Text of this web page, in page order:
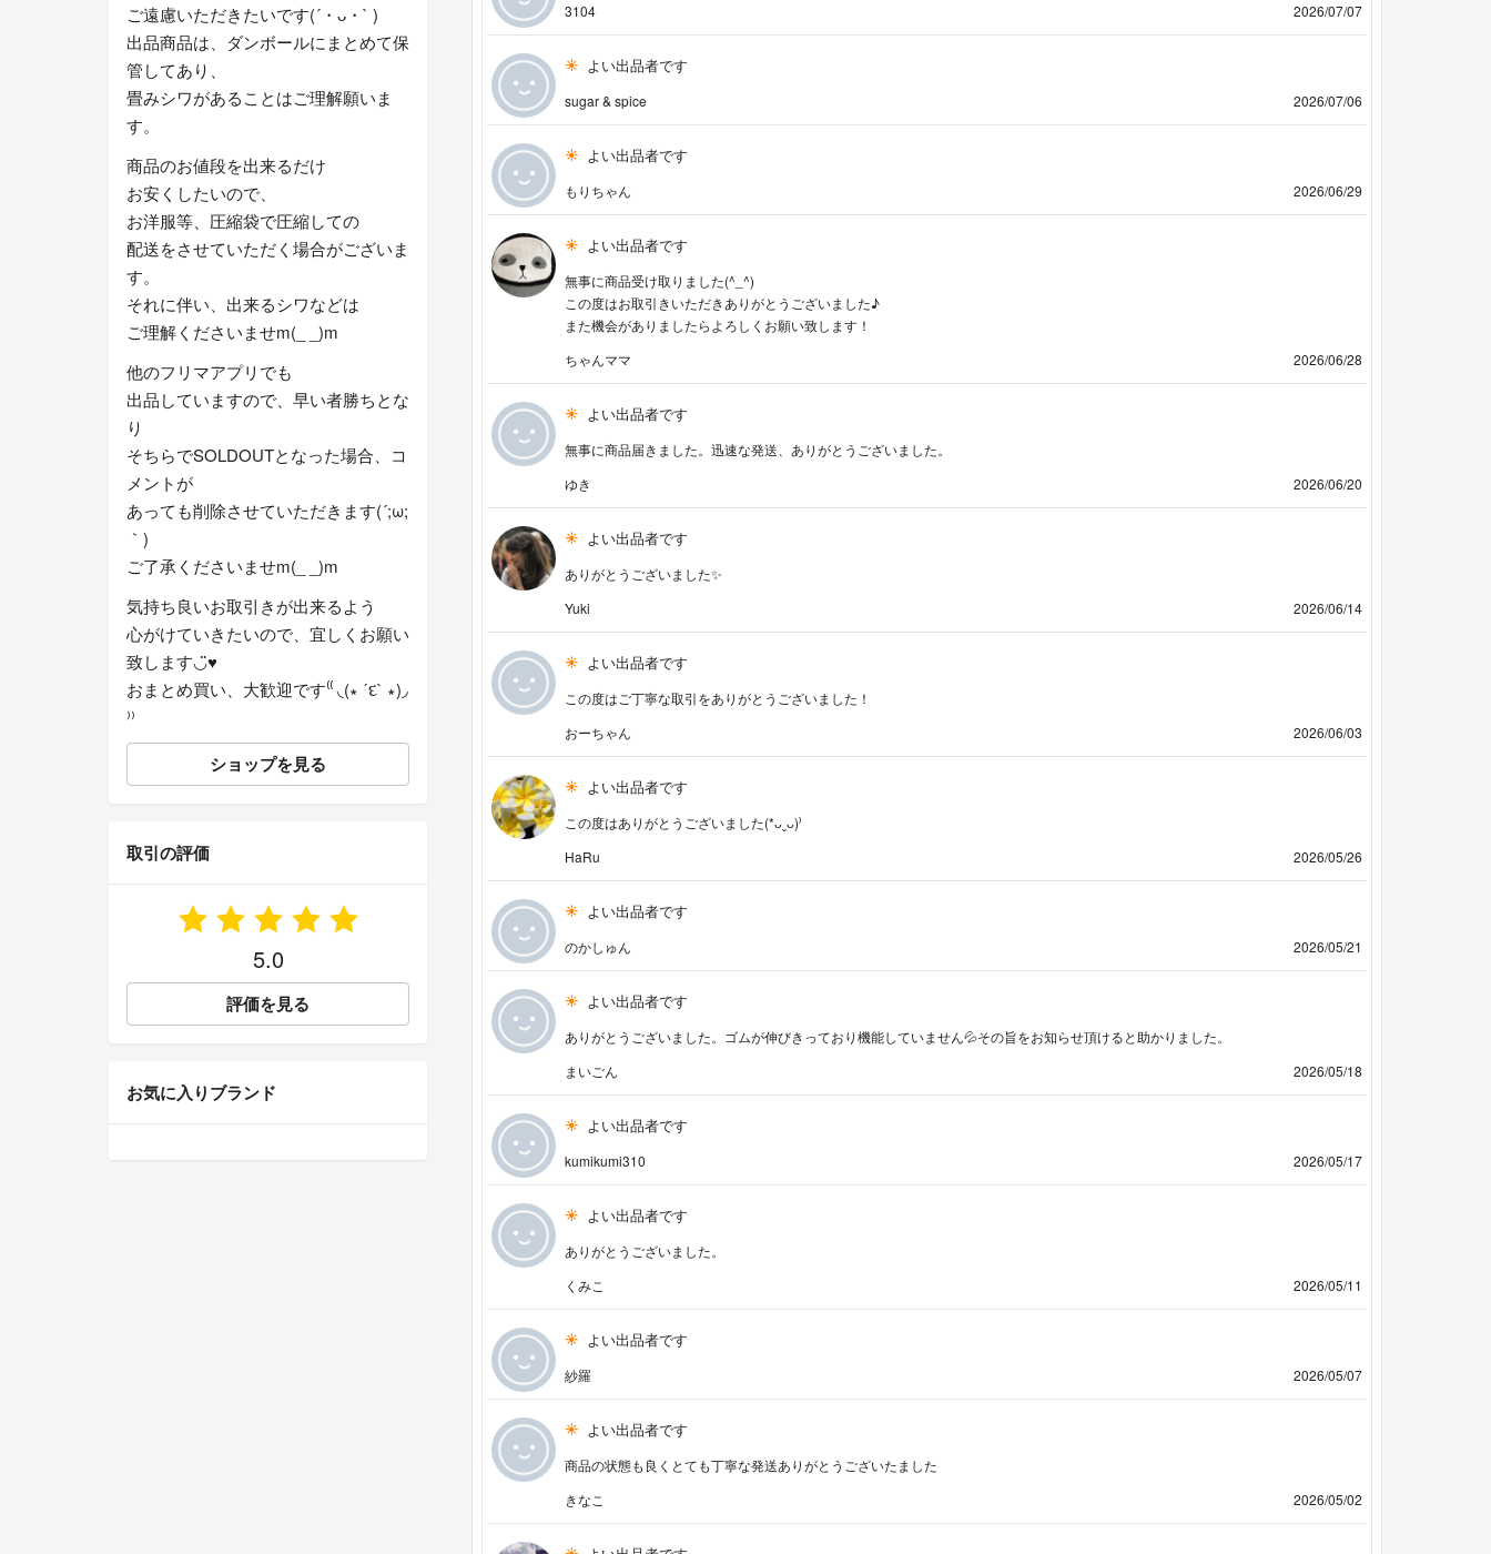
3104 2026/07/07
よい出品者です
sugar & spice 2026/07/06
よい出品者です
もりちゃん 2026/06/29
よい出品者です
無事に商品受け取りました(^_^)
この度はお取引きいただきありがとうございました♪
また機会がありましたらよろしくお願い致します！
ちゃんママ
2026/06/28
よい出品者です
無事に商品届きました。迅速な発送、ありがとうございました。
ゆき
2026/06/20
よい出品者です
ありがとうございました✨
Yuki
2026/06/14
よい出品者です
この度はご丁寧な取引をありがとうございました！
おーちゃん
2026/06/03
よい出品者です
この度はありがとうございました(*ᴗˬᴗ)⁾
HaRu
2026/05/26
よい出品者です
のかしゅん 2026/05/21
よい出品者です
ありがとうございました。ゴムが伸びきっており機能していません💦その旨をお知らせ頂けると助かりました。
まいごん
2026/05/18
よい出品者です
kumikumi310 2026/05/17
よい出品者です
ありがとうございました。
くみこ
2026/05/11
よい出品者です
紗羅 2026/05/07
よい出品者です
商品の状態も良くとても丁寧な発送ありがとうございたました
きなこ
2026/05/02
ご遠慮いただきたいです(´・ᴗ・` )
出品商品は、ダンボールにまとめて保
管してあり、
畳みシワがあることはご理解願いま
す。
商品のお値段を出来るだけ
お安くしたいので、
お洋服等、圧縮袋で圧縮しての
配送をさせていただく場合がございま
す。
それに伴い、出来るシワなどは
ご理解くださいませm(_ _)m
他のフリマアプリでも
出品していますので、早い者勝ちとな
り
そちらでSOLDOUTとなった場合、コ
メントが
あっても削除させていただきます(´;ω;
｀)
ご了承くださいませm(_ _)m
気持ち良いお取引きが出来るよう
心がけていきたいので、宜しくお願い
致します◡̈♥︎
おまとめ買い、大歓迎です⁽⁽ ◟(∗ ˊદ` ∗)◞
⁾⁾
ショップを見る
取引の評価
5.0
評価を見る
お気に入りブランド